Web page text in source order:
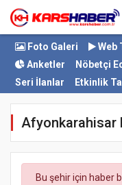
Foto Galeri Web
Anketler
Nöbetçi
Seri İlanlar
Etkinlik
Afyonkarahisar
Bu şehir için haber